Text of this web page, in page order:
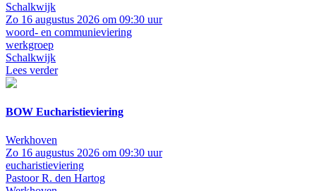
Schalkwijk
Zo 16 augustus 2026 om 09:30 uur
woord- en communieviering
werkgroep
Schalkwijk
Lees verder
BOW Eucharistieviering
Werkhoven
Zo 16 augustus 2026 om 09:30 uur
eucharistieviering
Pastoor R. den Hartog